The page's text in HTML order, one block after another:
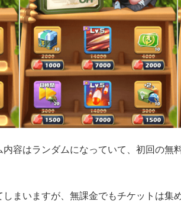
容はランダムになっていて、初回の無
まいますが、無課金でもチケットは集